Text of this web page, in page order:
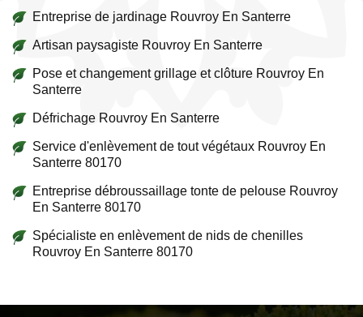
Entreprise de jardinage Rouvroy En Santerre
Artisan paysagiste Rouvroy En Santerre
Pose et changement grillage et clôture Rouvroy En
Santerre
Défrichage Rouvroy En Santerre
Service d'enlèvement de tout végétaux Rouvroy En
Santerre 80170
Entreprise débroussaillage tonte de pelouse Rouvroy
En Santerre 80170
Spécialiste en enlèvement de nids de chenilles
Rouvroy En Santerre 80170